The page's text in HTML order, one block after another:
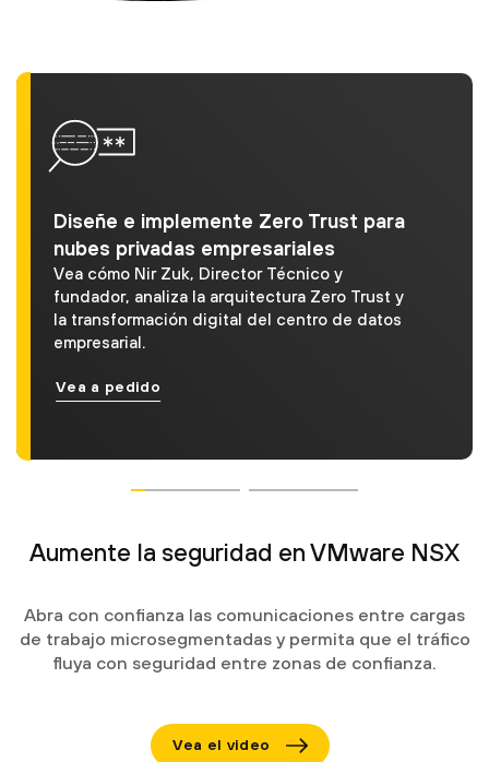
Diseñe e implemente Zero Trust para
nubes privadas empresariales
Vea cómo Nir Zuk, Director Técnico y
fundador, analiza la arquitectura Zero Trust y
la transformación digital del centro de datos
empresarial.
Vea a pedido
Aumente la seguridad en VMware NSX
Abra con confianza las comunicaciones entre cargas
de trabajo microsegmentadas y permita que el tráfico
fluya con seguridad entre zonas de confianza.
Vea el video